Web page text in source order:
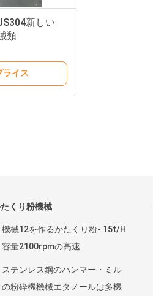
新しい
類
ライス
くり粉機械
機械12を作るかたくり粉- 15t/H
容量2100rpmの高速
ステンレス鋼のハンマー・ミル
の粉砕機機械エタノールは多機